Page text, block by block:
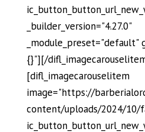
_builder_version="4.27.0"
_module_preset="default"
{}"][/
[difl_imagecarouselitem
image="https://
content/uploads/2024/10/